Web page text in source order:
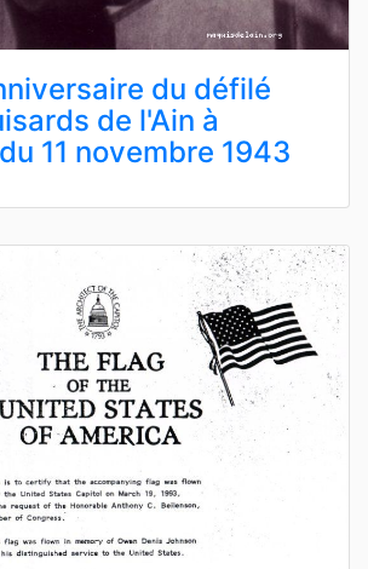
du défilé
de l'Ain à
11 novembre 1943